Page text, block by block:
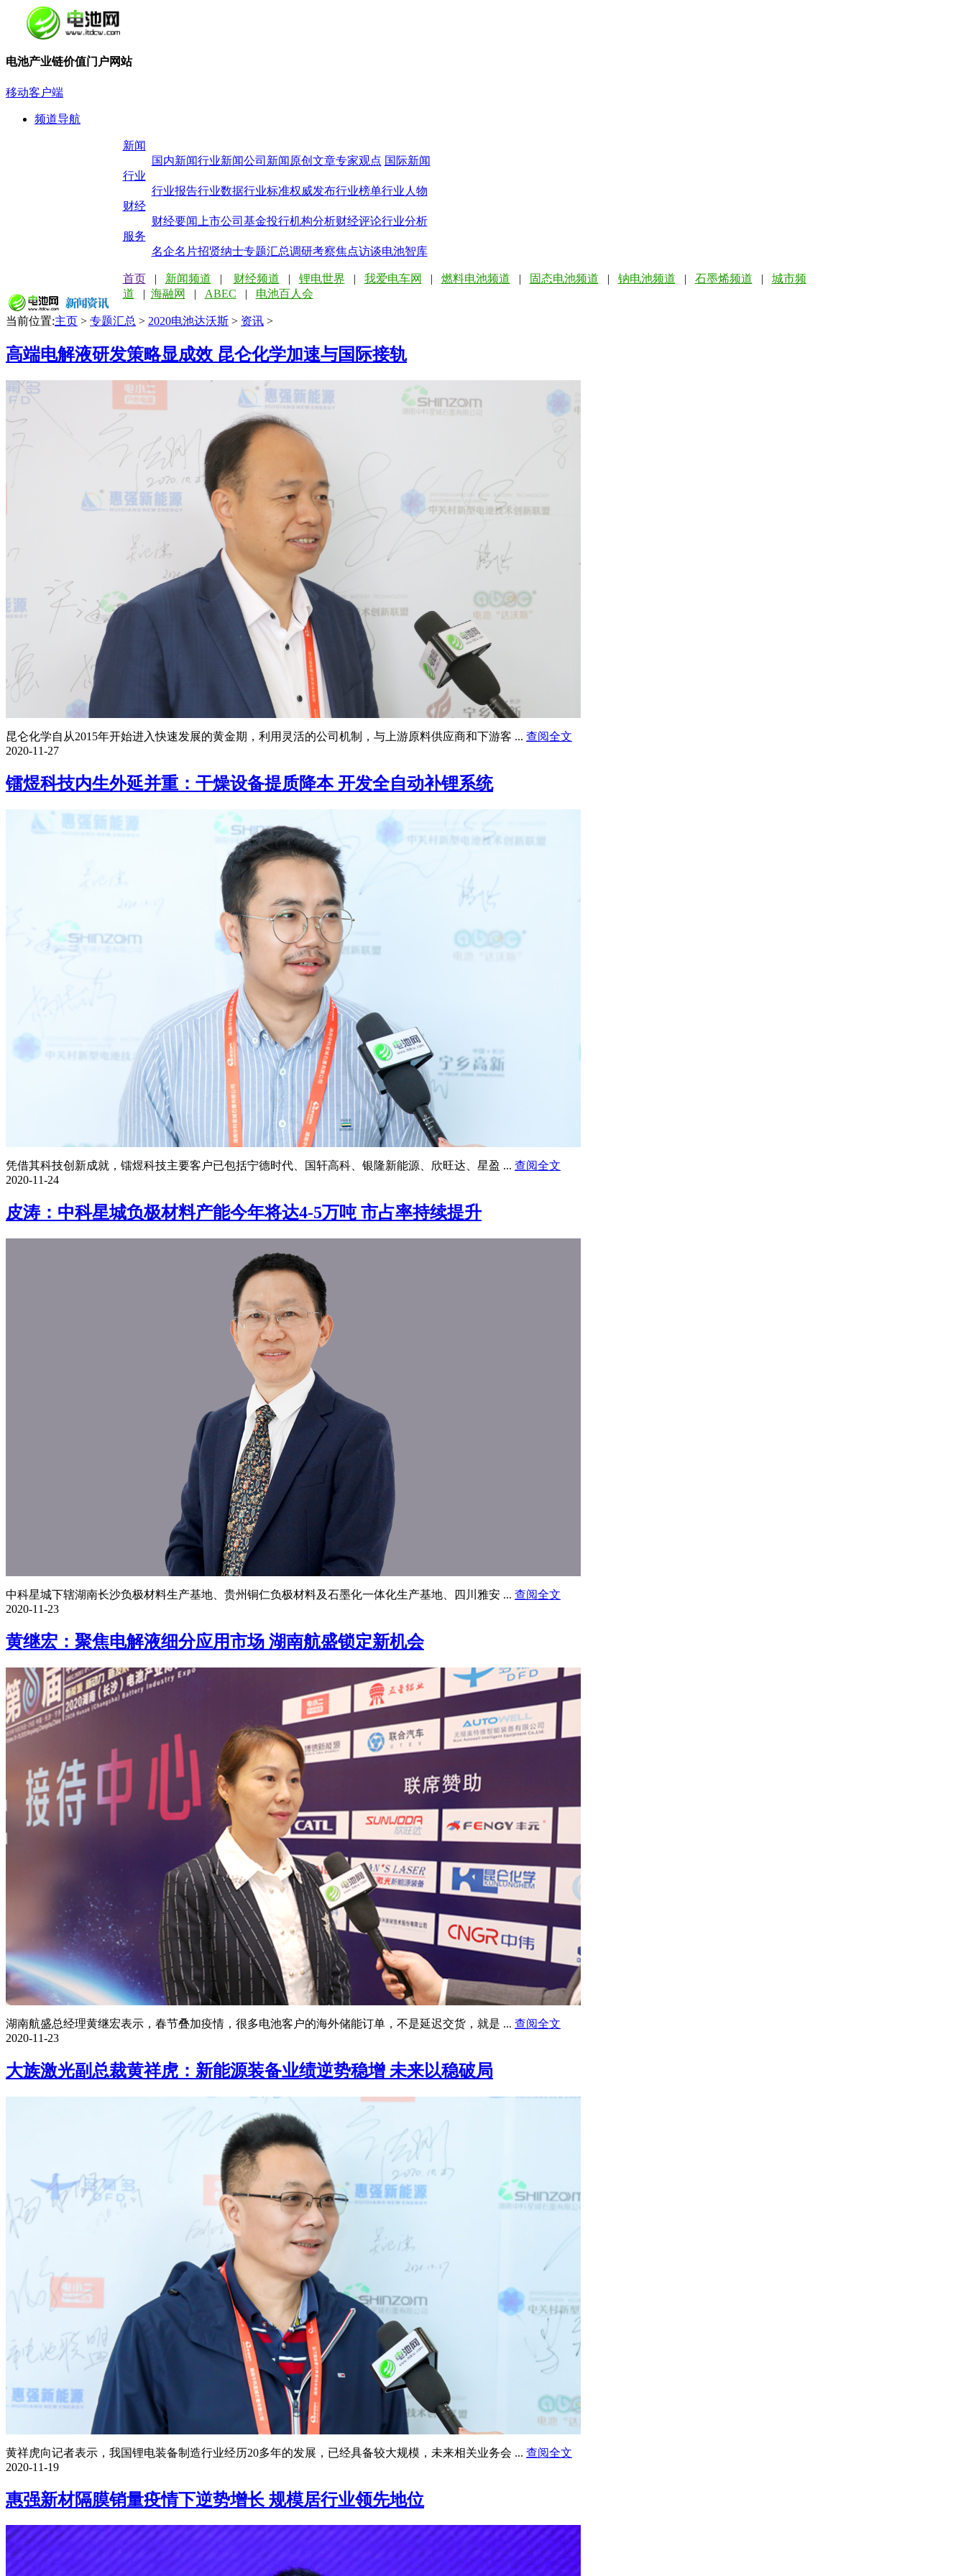
电池产业链价值门户网站
移动客户端
频道导航
新闻
国内新闻行业新闻公司新闻 原创文章专家观点 国际新闻
行业
行业报告行业数据行业标准权威发布行业榜单行业人物
财经
财经要闻 上市公司 基金投行机构分析财经评论行业分析
服务
名企名片招贤纳士专题汇总调研考察焦点访谈电池智库
首页| 新闻频道 | 财经频道 | 锂电世界 | 我爱电车网 | 燃料电池频道 | 固态电池频道 | 钠电池频道 | 石墨烯频道 | 城市频
道 | 海融网 | ABEC | 电池百人会
当前位置:主页 > 专题汇总 > 2020电池达沃斯 > 资讯 >
高端电解液研发策略显成效 昆仑化学加速与国际接轨
昆仑化学自从2015年开始进入快速发展的黄金期，利用灵活的公司机制，与上游原料供应商和下游客 ... 查阅全文
2020-11-27
镭煜科技内生外延并重：干燥设备提质降本 开发全自动补锂系统
凭借其科技创新成就，镭煜科技主要客户已包括宁德时代、国轩高科、银隆新能源、欣旺达、星盈 ... 查阅全文
2020-11-24
皮涛：中科星城负极材料产能今年将达4-5万吨 市占率持续提升
中科星城下辖湖南长沙负极材料生产基地、贵州铜仁负极材料及石墨化一体化生产基地、四川雅安 ... 查阅全文
2020-11-23
黄继宏：聚焦电解液细分应用市场 湖南航盛锁定新机会
湖南航盛总经理黄继宏表示，春节叠加疫情，很多电池客户的海外储能订单，不是延迟交货，就是 ... 查阅全文
2020-11-23
大族激光副总裁黄祥虎：新能源装备业绩逆势稳增 未来以稳破局
黄祥虎向记者表示，我国锂电装备制造行业经历20多年的发展，已经具备较大规模，未来相关业务会 ... 查阅全文
2020-11-19
惠强新材隔膜销量疫情下逆势增长 规模居行业领先地位